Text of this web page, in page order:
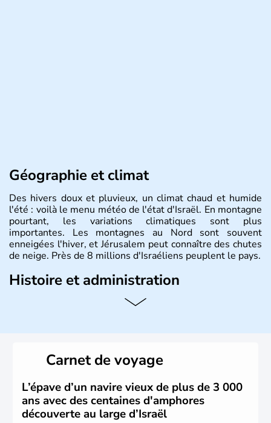
Géographie et climat
Des hivers doux et pluvieux, un climat chaud et humide
l'été : voilà le menu météo de l'état d'Israël. En montagne
pourtant, les variations climatiques sont plus
importantes. Les montagnes au Nord sont souvent
enneigées l'hiver, et Jérusalem peut connaître des chutes
de neige. Près de 8 millions d'Israéliens peuplent le pays.
Histoire et administration
L'Israël est un état de la partie est de la Méditerranée,
vrai essor économique dans le domaine des nouvelles
Carnet de voyage
L’épave d’un navire vieux de plus de 3 000
ans avec des centaines d'amphores
découverte au large d’Israël